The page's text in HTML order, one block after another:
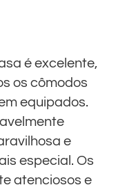
é excelente,
os cômodos
equipados.
e
especial. Os
atenciosos e